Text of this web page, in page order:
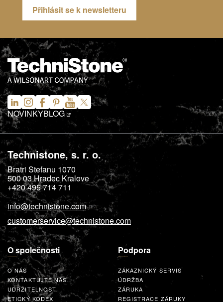
Přihlásit se k newsletteru
NOVINKYBLOG
Technistone, s. r. o.
Bratri Stefanu 1070
500 03Hradec Kralove
+420 495 714 711
info@technistone.com
customerservice@technistone.com
O společnosti
O NÁS
KONTAKTUJTE NÁS
UDRŽITELNOST
ETICKÝ KODEX
Podpora
ZÁKAZNICKÝ SERVIS
ÚDRŽBA
ZÁRUKA
REGISTRACE ZÁRUKY